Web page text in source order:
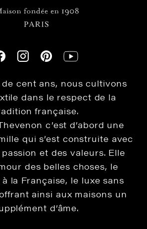
cent ans, nous cultivons
dans le respect de la
française.
c’est d’abord une
qui s’est construite avec
et des valeurs. Elle
des belles choses, le
la Française, le luxe sans
ainsi aux maisons un
d’âme.